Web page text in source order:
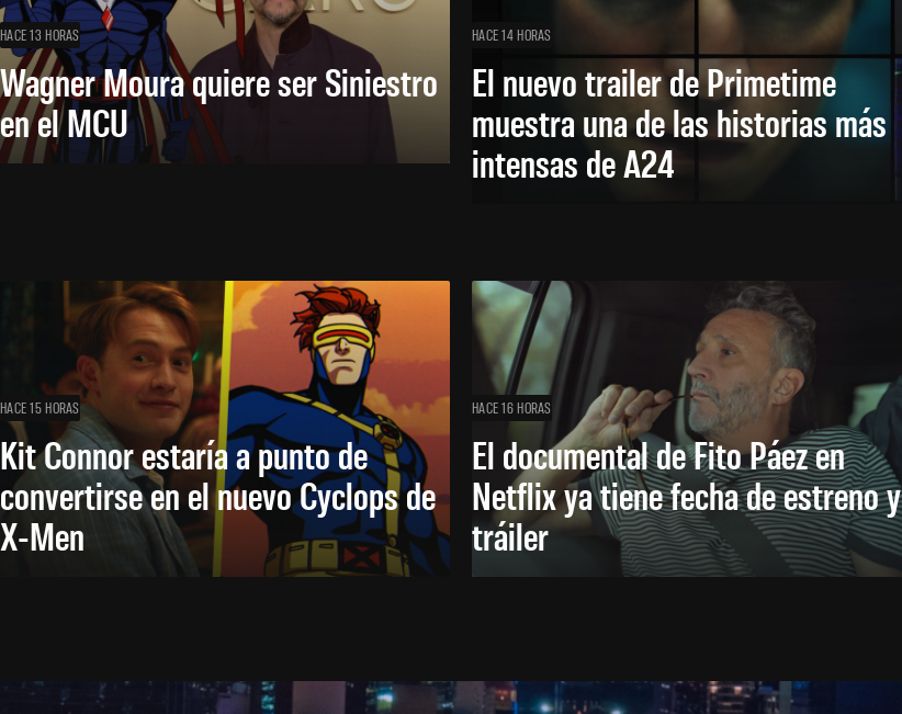
HACE 13 HORAS
Wagner Moura quiere ser Siniestro
en el MCU
HACE 14 HORAS
El nuevo trailer de Primetime
muestra una de las historias más
intensas de A24
HACE 15 HORAS
Kit Connor estaría a punto de
convertirse en el nuevo Cyclops de
X-Men
HACE 16 HORAS
El documental de Fito Páez en
Netflix ya tiene fecha de estreno y
tráiler